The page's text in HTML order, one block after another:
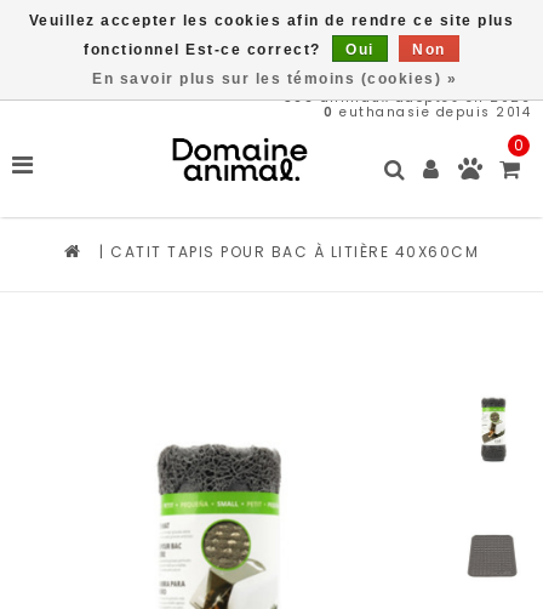
566animaux adoptés en 2026
0 euthanasie depuis 2014
0
| CATIT TAPIS POUR BAC À LITIÈRE 40X60CM
Veuillez accepter les cookies afin de rendre ce site plus
fonctionnel Est-ce correct?
Oui
Non
En savoir plus sur les témoins (cookies) »
Livraison gratuite à partir de 89$*